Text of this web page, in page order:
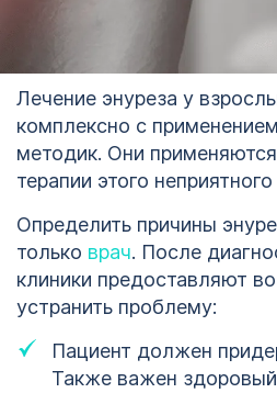
Лечение энуреза у
комплексно с
методик. Они
терапии этого
Определить причины
только врач. После
клиники предоставляют
устранить проблему:
Пациент должен
Также важен